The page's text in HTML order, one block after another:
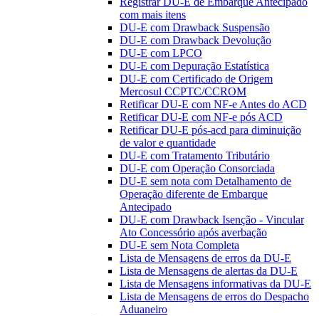
com mais itens
DU-E com Drawback Suspensão
DU-E com Drawback Devolução
DU-E com LPCO
DU-E com Depuração Estatística
DU-E com Certificado de Origem
Mercosul CCPTC/CCROM
Retificar DU-E com NF-e Antes do ACD
Retificar DU-E com NF-e pós ACD
Retificar DU-E pós-acd para diminuição
de valor e quantidade
DU-E com Tratamento Tributário
DU-E com Operação Consorciada
DU-E sem nota com Detalhamento de
Operação diferente de Embarque
Antecipado
DU-E com Drawback Isenção - Vincular
Ato Concessório após averbação
DU-E sem Nota Completa
Lista de Mensagens de erros da DU-E
Lista de Mensagens de alertas da DU-E
Lista de Mensagens informativas da DU-E
Lista de Mensagens de erros do Despacho
Aduaneiro